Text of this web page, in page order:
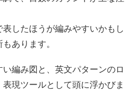
したほうが編みやすいかもし
あります。
編み図と、英文パターンのロ
現ツールとして頭に浮かびま